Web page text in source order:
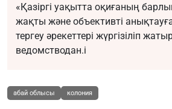
«Қазіргі уақытта оқиғаның
жақты және объективті
тергеу әрекеттері жүргізіліп
ведомстводан.i
абай облысы колония